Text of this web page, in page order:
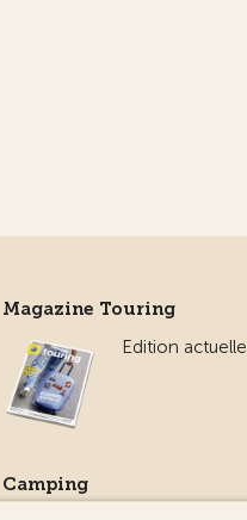
Magazine Touring
Edition actuelle
Camping